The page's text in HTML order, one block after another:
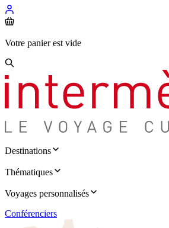
Votre panier est vide
Destinations
Thématiques
Voyages personnalisés
Conférenciers